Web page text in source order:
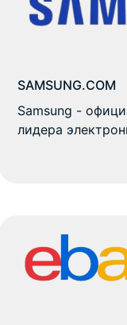
SAMSUNG.COM
Samsung -
лидера